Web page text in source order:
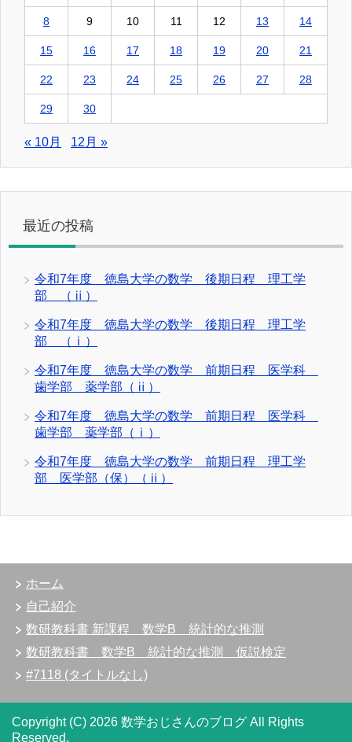
8 9 10 11 12 13 14
15 16 17 18 19 20 21
22 23 24 25 26 27 28
29 30
« 10月 12月 »
最近の投稿
令和7年度 徳島大学の数学 後期日程 理工学
部 （ⅱ）
令和7年度 徳島大学の数学 後期日程 理工学
部 （ⅰ）
令和7年度 徳島大学の数学 前期日程 医学科
歯学部 薬学部（ⅱ）
令和7年度 徳島大学の数学 前期日程 医学科
歯学部 薬学部（ⅰ）
令和7年度 徳島大学の数学 前期日程 理工学
部 医学部（保）（ⅱ）
ホーム
自己紹介
数研教科書 新課程 数学B 統計的な推測
数研教科書 数学B 統計的な推測 仮説検定
#7118 (タイトルなし)
Copyright (C) 2026 数学おじさんのブログ All Rights
Reserved.